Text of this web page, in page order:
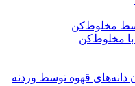
مخلوط‌کن
با مخلوط‌کن
قهوه توسط وردنه